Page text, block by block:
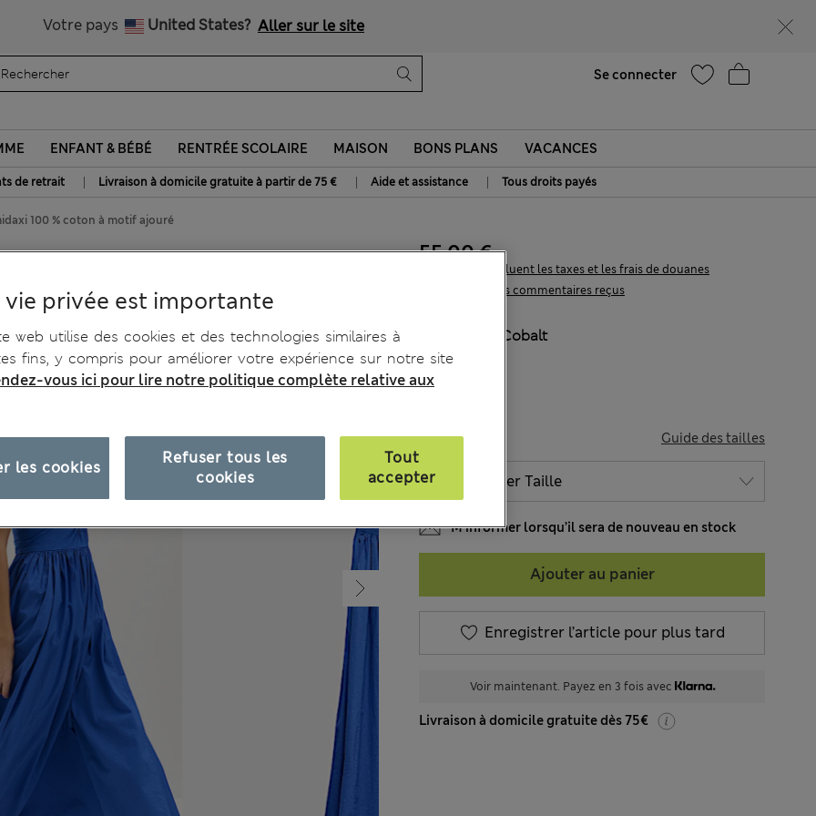
Votre pays United States? Aller sur le site
Se connecter
ENFANT & BÉBÉ RENTRÉE SCOLAIRE MAISON BONS PLANS VACANCES
de retrait | Livraison à domicile gratuite à partir de 75 € | Aide et assistance | Tous droits payés
100 % coton à motif ajouré
coton à motif ajouré 32 les commentaires reçus
55.00 €
Tous les prix incluent les taxes et les frais de douanes
Cobalt
TAILLE Guide des tailles
M’informer lorsqu’il sera de nouveau en stock
Ajouter au panier
Enregistrer l’article pour plus tard
Voir maintenant. Payez en 3 fois avec
Livraison à domicile gratuite dès 75€
vie privée est importante
web utilise des cookies et des technologies similaires à
fins, y compris pour améliorer votre expérience sur notre site
vous ici pour lire notre politique complète relative aux
Refuser tous les
cookies
Tout
accepter
les cookies